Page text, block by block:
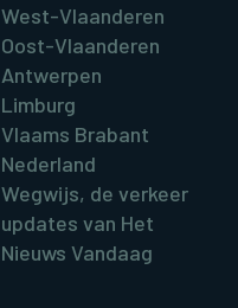
West-Vlaanderen
Oost-Vlaanderen
Antwerpen
Limburg
Vlaams Brabant
Nederland
Wegwijs, de verkeer
updates van Het
Nieuws Vandaag